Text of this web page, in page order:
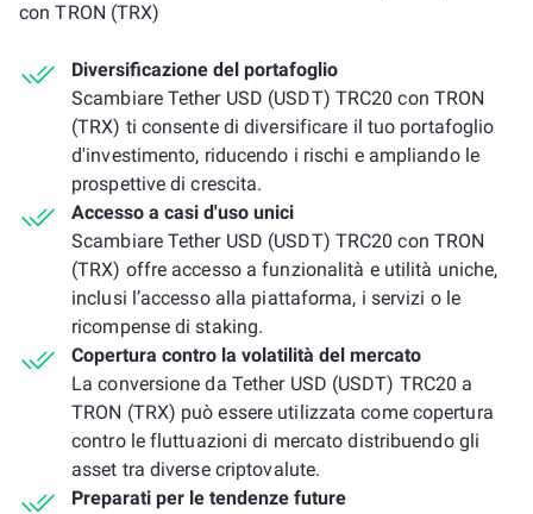
con TRON (TRX)
Diversificazione del portafoglio
Scambiare Tether USD (USDT) TRC20 con TRON
(TRX) ti consente di diversificare il tuo portafoglio
d'investimento, riducendo i rischi e ampliando le
prospettive di crescita.
Accesso a casi d'uso unici
Scambiare Tether USD (USDT) TRC20 con TRON
(TRX) offre accesso a funzionalità e utilità uniche,
inclusi l’accesso alla piattaforma, i servizi o le
ricompense di staking.
Copertura contro la volatilità del mercato
La conversione da Tether USD (USDT) TRC20 a
TRON (TRX) può essere utilizzata come copertura
contro le fluttuazioni di mercato distribuendo gli
asset tra diverse criptovalute.
Preparati per le tendenze future